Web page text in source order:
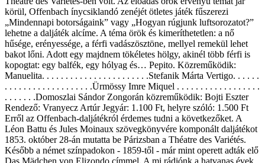
körül, Offenbach ínycsiklandó zenéjét ötletes játék fűszerezi
„Mindennapi botorságaink” vagy „Hogyan rúgjunk luftsorozatot?”
lehetne a daljáték alcíme. A téma örök és kimeríthetetlen: a nő
hűsége, erényessége, a férfi vadászösztöne, mellyel remekül lehet
bakot lőni. Adott egy majdnem tökéletes hölgy, akinél több férfi is
kopogtat: egy balfék, egy hólyag és… Pepito. Közreműködik:
Manuelita. . . . . . . . . . . . . . . . . . . . . . .Stefanik Márta Vertigo. . . . . .
. . . . . . . . . . . . . . . . . . .Ürmössy Imre Miquel . . . . . . . . . . . . . . . . . .
. . . . . . .Domoszlai Sándor Zongorán közreműködik: Bojti Eszter
Rendező: Vranyecz Artúr Jegyár: 1.100 Ft, helyre szóló: 1.500 Ft
Erről az Offenbach-daljátékról érdemes tudni a következőket. A
Léon Battu és Jules Moinaux szövegkönyvére komponált daljátékot
1853. október 28-án mutatta be Párizsban a Théatre des Variétés.
Később a német színpadokon - 1859-től - már mint operett adták elő
Das Mädchen von Elizondo címmel. A mi rádiónk a hatvanas évek